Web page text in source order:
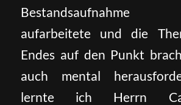
Bestandsaufnahme
aufarbeitete und die
Endes auf den Punkt
auch mental
lernte ich Herrn